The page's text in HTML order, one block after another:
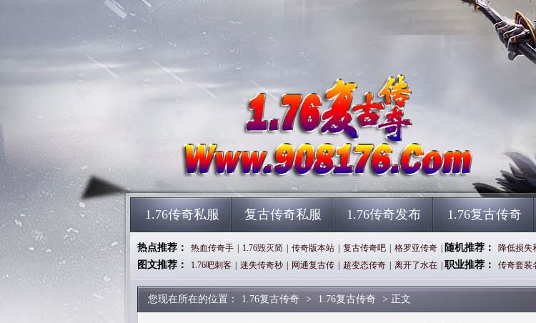
1.76传奇私服 复古传奇私服 1.76传奇发布 1.76复古传奇
热点推荐： 热血传奇手 1.76毁灭简 传奇版本站 复古传奇吧 格罗亚传奇 随机推荐： 降低损失
图文推荐： 1.76吧刺客 迷失传奇秒 网通复古传 超变态传奇 离开了水在 职业推荐： 传奇套装
您现在所在的位置： 1.76复古传奇 > 1.76复古传奇 > 正文